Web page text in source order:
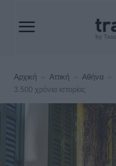
Αρχική Αττική Αθήνα
3.500 χρόνια ιστορίας